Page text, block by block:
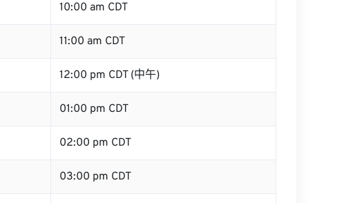
10:00 am CDT
11:00 am CDT
12:00 pm CDT (中午)
01:00 pm CDT
02:00 pm CDT
03:00 pm CDT